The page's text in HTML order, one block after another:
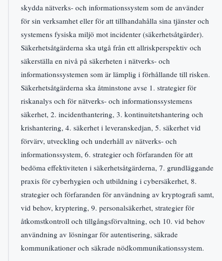
skydda nätverks- och informationssystem som de använder
för sin verksamhet eller för att tillhandahålla sina tjänster och
systemens fysiska miljö mot incidenter (säkerhetsåtgärder).
Säkerhetsåtgärderna ska utgå från ett allriskperspektiv och
säkerställa en nivå på säkerheten i nätverks- och
informationssystemen som är lämplig i förhållande till risken.
Säkerhetsåtgärderna ska åtminstone avse 1. strategier för
riskanalys och för nätverks- och informationssystemens
säkerhet, 2. incidenthantering, 3. kontinuitetshantering och
krishantering, 4. säkerhet i leveranskedjan, 5. säkerhet vid
förvärv, utveckling och underhåll av nätverks- och
informationssystem, 6. strategier och förfaranden för att
bedöma effektiviteten i säkerhetsåtgärderna, 7. grundläggande
praxis för cyberhygien och utbildning i cybersäkerhet, 8.
strategier och förfaranden för användning av kryptografi samt,
vid behov, kryptering, 9. personalsäkerhet, strategier för
åtkomstkontroll och tillgångsförvaltning, och 10. vid behov
användning av lösningar för autentisering, säkrade
kommunikationer och säkrade nödkommunikationssystem.